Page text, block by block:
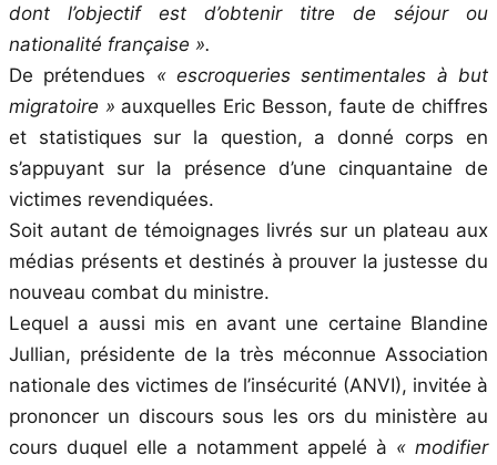
dont l’objectif est d’obtenir titre de séjour ou
nationalité française ».
De prétendues « escroqueries sentimentales à but
migratoire » auxquelles Eric Besson, faute de chiffres
et statistiques sur la question, a donné corps en
s’appuyant sur la présence d’une cinquantaine de
victimes revendiquées.
Soit autant de témoignages livrés sur un plateau aux
médias présents et destinés à prouver la justesse du
nouveau combat du ministre.
Lequel a aussi mis en avant une certaine Blandine
Jullian, présidente de la très méconnue Association
nationale des victimes de l’insécurité (ANVI), invitée à
prononcer un discours sous les ors du ministère au
cours duquel elle a notamment appelé à « modifier